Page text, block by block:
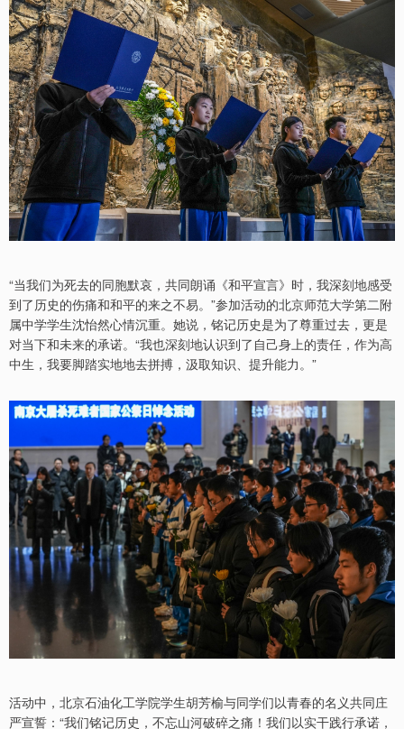
“当我们为死去的同胞默哀，共同朗诵《和平宣言》时，我深刻地感受
到了历史的伤痛和和平的来之不易。”参加活动的北京师范大学第二附
属中学学生沈怡然心情沉重。她说，铭记历史是为了尊重过去，更是
对当下和未来的承诺。“我也深刻地认识到了自己身上的责任，作为高
中生，我要脚踏实地地去拼搏，汲取知识、提升能力。”
活动中，北京石油化工学院学生胡芳榆与同学们以青春的名义共同庄
严宣誓：“我们铭记历史，不忘山河破碎之痛！我们以实干践行承诺，